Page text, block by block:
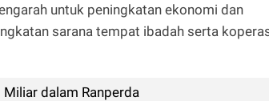
untuk peningkatan ekonomi dan
sarana tempat ibadah serta
dalam Ranperda